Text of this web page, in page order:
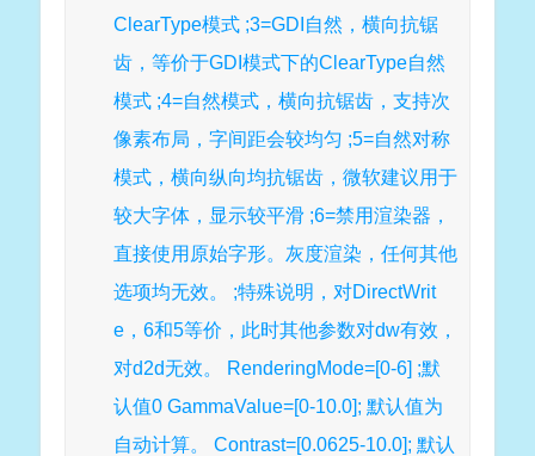
ClearType模式 ;3=GDI自然，横向抗锯
齿，等价于GDI模式下的ClearType自然
模式 ;4=自然模式，横向抗锯齿，支持次
像素布局，字间距会较均匀 ;5=自然对称
模式，横向纵向均抗锯齿，微软建议用于
较大字体，显示较平滑 ;6=禁用渲染器，
直接使用原始字形。灰度渲染，任何其他
选项均无效。 ;特殊说明，对DirectWrit
e，6和5等价，此时其他参数对dw有效，
对d2d无效。 RenderingMode=[0-6] ;默
认值0 GammaValue=[0-10.0]; 默认值为
自动计算。 Contrast=[0.0625-10.0]; 默认